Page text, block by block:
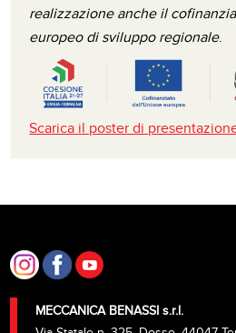
realizzazione anche il
europeo di sviluppo regionale.
Scarica il poster di
MECCANICA BENASSI s.r.l.